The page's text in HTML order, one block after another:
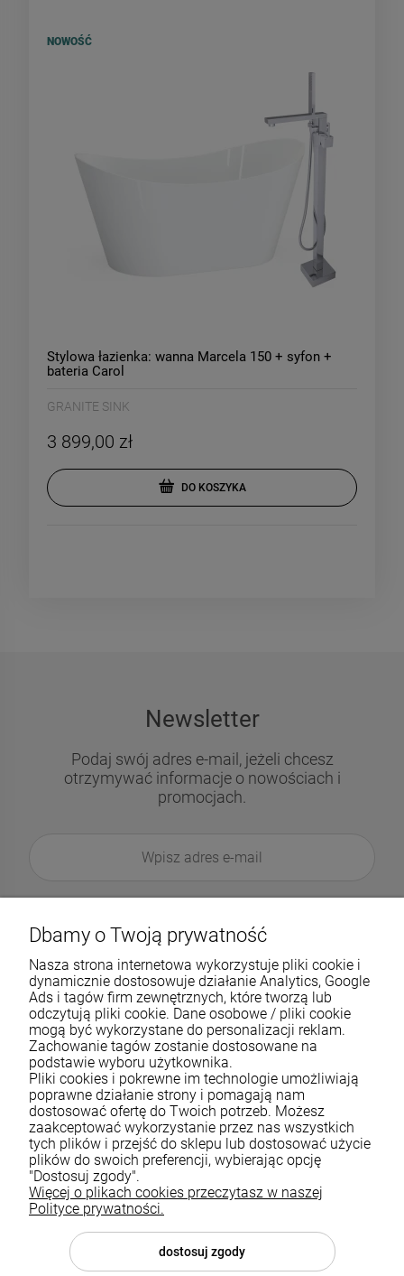
Stylowa łazienka: wanna Marcela 150 + syfon +
bateria Carol
GRANITE SINK
3 899,00 zł
DO KOSZYKA
NOWOŚĆ
Newsletter
Podaj swój adres e-mail, jeżeli chcesz
otrzymywać informacje o nowościach i
promocjach.
Pomoc
Moje konto
Płatności i dostawa
Informacje
Dbamy o Twoją prywatność
Nasza strona internetowa wykorzystuje pliki cookie i
dynamicznie dostosowuje działanie Analytics, Google
Ads i tagów firm zewnętrznych, które tworzą lub
odczytują pliki cookie. Dane osobowe / pliki cookie
mogą być wykorzystane do personalizacji reklam.
Zachowanie tagów zostanie dostosowane na
podstawie wyboru użytkownika.
Pliki cookies i pokrewne im technologie umożliwiają
poprawne działanie strony i pomagają nam
dostosować ofertę do Twoich potrzeb. Możesz
zaakceptować wykorzystanie przez nas wszystkich
tych plików i przejść do sklepu lub dostosować użycie
plików do swoich preferencji, wybierając opcję
"Dostosuj zgody".
Więcej o plikach cookies przeczytasz w naszej
Polityce prywatności.
dostosuj zgody